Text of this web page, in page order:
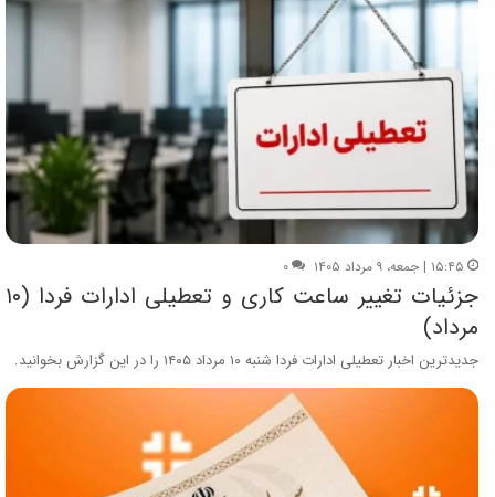
۱۵:۴۵ | جمعه، ۹ مرداد ۱۴۰۵ ۰
جزئیات تغییر ساعت کاری و تعطیلی ادارات فردا (۱۰
مرداد)
جدیدترین اخبار تعطیلی ادارات فردا شنبه ۱۰ مرداد ۱۴۰۵ را در این گزارش بخوانید.